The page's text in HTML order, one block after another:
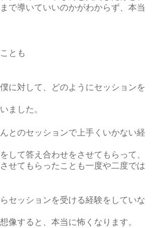
で導いていいのかがわからず、本当
とも
に対して、どのようにセッションを
ました。
とのセッションで上手くいかない経
して答え合わせをさせてもらって、
せてもらったことも一度や二度では
セッションを受ける経験をしていな
像すると、本当に怖くなります。